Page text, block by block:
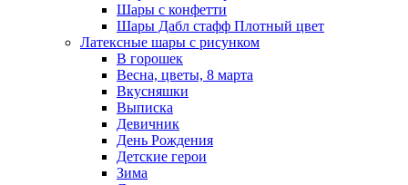
Шары с конфетти
Шары Дабл стафф Плотный цвет
Латексные шары с рисунком
В горошек
Весна, цветы, 8 марта
Вкусняшки
Выписка
Девичник
День Рождения
Детские герои
Зима